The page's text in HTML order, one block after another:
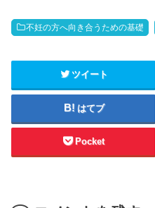
不妊の方へ向き合うための基礎
ツイート
はてブ
Pocket